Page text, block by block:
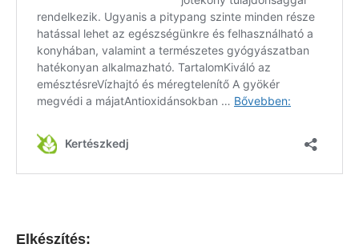
Elkészítés: